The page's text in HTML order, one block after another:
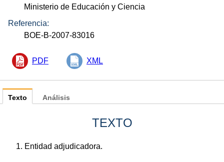
Ministerio de Educación y Ciencia
Referencia:
BOE-B-2007-83016
PDF XML
Texto
TEXTO
1. Entidad adjudicadora.
Análisis